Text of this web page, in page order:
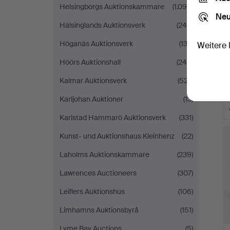
Helsingborgs Auktionskammare
(1.090)
Hälsinglands Auktionsverk
(248)
Höganäs Auktionsverk
(132)
Höörs Auktionshall
(245)
Kalmar Auktionsverk
(527)
Karljohan Auktioner
(13)
Karlstad Hammarö Auktionsverk
(331)
Kunst- und Auktionshaus Kleinhenz
(22)
Laholms Auktionskammare
(239)
Lawrences Auctioneers
(307)
Leiflers Auktionshus
(106)
Limhamns Auktionsbyrå
(151)
Weitere